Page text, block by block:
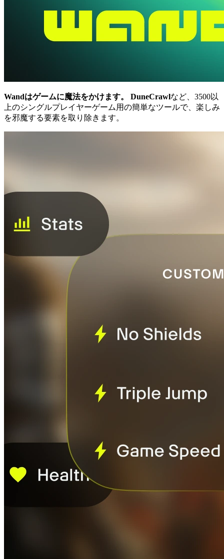
Wandはゲームに魔法をかけます。 DuneCrawlなど、3500以
上のシングルプレイヤーゲーム用の簡単なツールで、楽しみ
を邪魔する要素を取り除きます。